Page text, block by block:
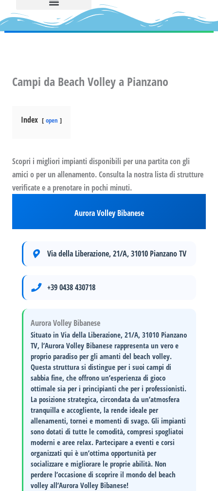
Campi da Beach Volley a Pianzano
Index open
Scopri i migliori impianti disponibili per una partita con gli
amici o per un allenamento. Consulta la nostra lista di strutture
verificate e a prenotare in pochi minuti.
Aurora Volley Bibanese
Via della Liberazione, 21/A, 31010 Pianzano TV
+39 0438 430718
Aurora Volley Bibanese
Situato inVia della Liberazione, 21/A, 31010 Pianzano
TV, l’Aurora Volley Bibanese rappresenta un vero e
proprioparadiso per gli amanti del beach volley.
Questa struttura si distingue per i suoi campi di
sabbia fine, che offrono un’esperienza di gioco
ottimale sia per i principianti che per i professionisti.
La posizione strategica, circondata da un’atmosfera
tranquilla e accogliente, la rende ideale per
allenamenti, tornei e momenti di svago. Gli impianti
sono dotati di tutte le comodità, compresi spogliatoi
moderni e aree relax. Partecipare a eventi e corsi
organizzati qui è un’ottima opportunità per
socializzare e migliorare le proprie abilità. Non
perdere l’occasione di scoprire il mondo del beach
volley all’Aurora Volley Bibanese!